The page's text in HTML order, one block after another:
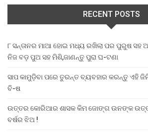
RECENT POSTS
୮ ସନ୍ତାନର ମାଆ ହୋଇ ମଧ୍ୟ ରଖିଲା ପର ପୁରୁଷ ସହ
ନିଜ ବଡ଼ ପୁଅ ସହ ମିଶି,ଜାଣନ୍ତୁ ପୁରା ଘ-ଟଣା
ସାପ କାମୁଡ଼ିବା ପରେ ତୁରନ୍ତ ବ୍ୟବହାର କରନ୍ତୁ ଏହି
ବି-ଷ
ଉତ୍ତର କୋରିଆର ଶାସକ କିମ ଜୋଙ୍ଗ ଉନଙ୍କ
ବର୍ଷର ଝିଅ !